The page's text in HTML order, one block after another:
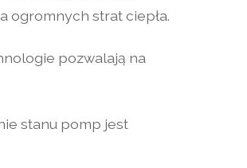
ogromnych strat ciepła.
pozwalają na
stanu pomp jest